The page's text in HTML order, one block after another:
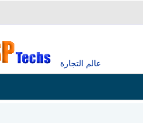
عالم التجارة